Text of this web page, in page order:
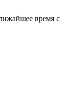
время с